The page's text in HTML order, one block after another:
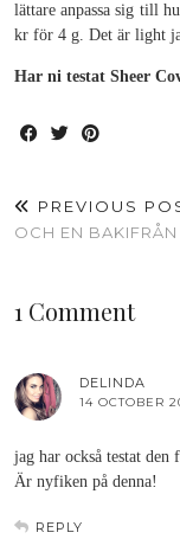
lättare anpassa sig till
kr för 4 g. Det är light
Har ni testat Sheer
PREVIOUS
OCH EN BAKIFRÅN
1 Comment
DELINDA
14 OCTOBER
jag har också testat
Är nyfiken på denna!
REPLY